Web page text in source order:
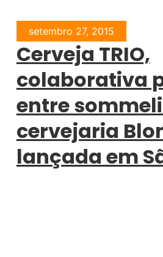
setembro 27, 2015
Cerveja TRIO,
colaborativa
entre
cervejaria
lançada em